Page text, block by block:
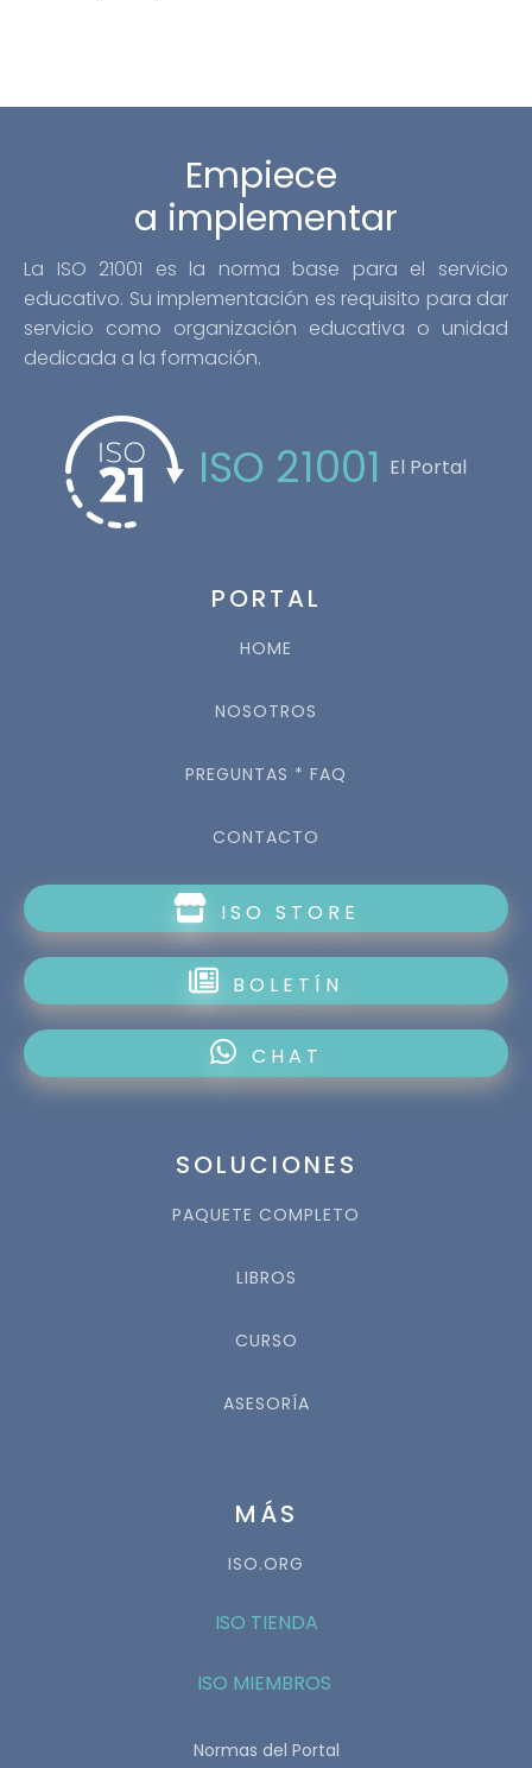
Empiece
a implementar
La ISO 21001 es la norma base para el servicio
educativo. Su implementación es requisito para dar
servicio como organización educativa o unidad
dedicada a la formación.
ISO 21001 El Portal
PORTAL
HOME
NOSOTROS
PREGUNTAS * FAQ
CONTACTO
ISO STORE
BOLETÍN
CHAT
SOLUCIONES
PAQUETE COMPLETO
LIBROS
CURSO
ASESORÍA
MÁS
ISO.ORG
ISO TIENDA
ISO MIEMBROS
Normas del Portal